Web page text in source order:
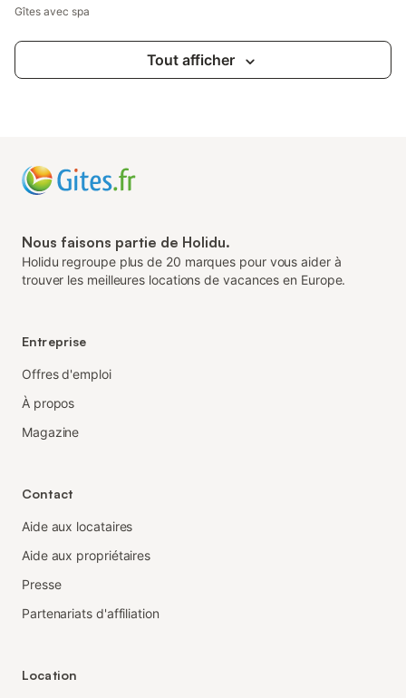
Gîtes avec spa
Tout afficher
Nous faisons partie de Holidu.
Holidu regroupe plus de 20 marques pour vous aider à
trouver les meilleures locations de vacances en Europe.
Entreprise
Offres d'emploi
À propos
Magazine
Contact
Aide aux locataires
Aide aux propriétaires
Presse
Partenariats d'affiliation
Location